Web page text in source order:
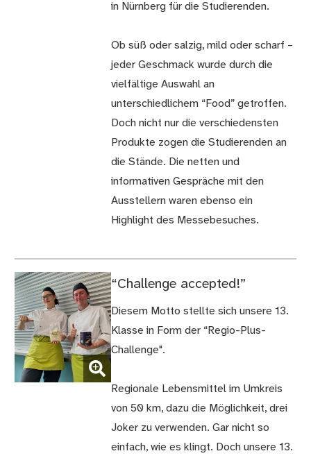
in Nürnberg für die Studierenden.
Ob süß oder salzig, mild oder scharf –
jeder Geschmack wurde durch die
vielfältige Auswahl an
unterschiedlichem “Food” getroffen.
Doch nicht nur die verschiedensten
Produkte zogen die Studierenden an
die Stände. Die netten und
informativen Gespräche mit den
Ausstellern waren ebenso ein
Highlight des Messebesuches.
(Bild
vergrößern)
“Challenge accepted!”
Diesem Motto stellte sich unsere 13.
Klasse in Form der “Regio-Plus-
Challenge".
Regionale Lebensmittel im Umkreis
von 50 km, dazu die Möglichkeit, drei
Joker zu verwenden. Gar nicht so
einfach, wie es klingt. Doch unsere 13.